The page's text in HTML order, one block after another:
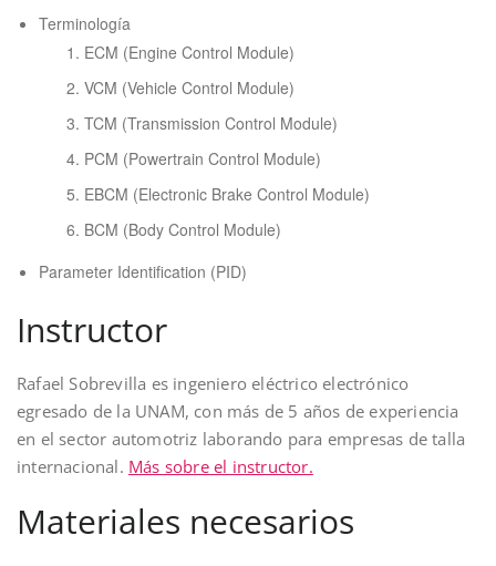
Terminología
ECM (Engine Control Module)
VCM (Vehicle Control Module)
TCM (Transmission Control Module)
PCM (Powertrain Control Module)
EBCM (Electronic Brake Control Module)
BCM (Body Control Module)
Parameter Identification (PID)
Instructor
Rafael Sobrevilla es ingeniero eléctrico electrónico
egresado de la UNAM, con más de 5 años de experiencia
en el sector automotriz laborando para empresas de talla
internacional. Más sobre el instructor.
Materiales necesarios